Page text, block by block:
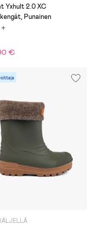
Yxhult 2.0 XC
Punainen
€